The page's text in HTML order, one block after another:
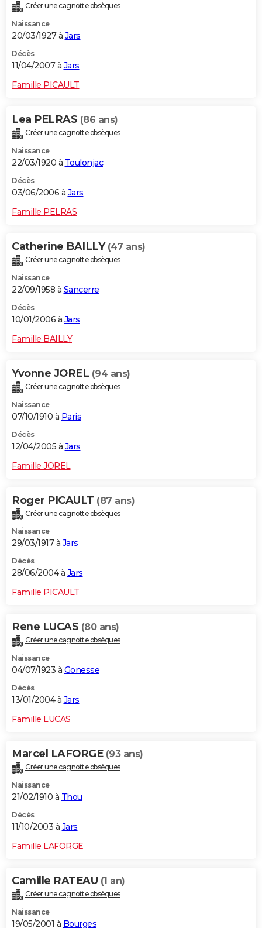
Créer une cagnotte obsèques
Naissance
20/03/1927 à Jars
Décès
11/04/2007 à Jars
Famille PICAULT
Lea PELRAS (86 ans)
Créer une cagnotte obsèques
Naissance
22/03/1920 à Toulonjac
Décès
03/06/2006 à Jars
Famille PELRAS
Catherine BAILLY (47 ans)
Créer une cagnotte obsèques
Naissance
22/09/1958 à Sancerre
Décès
10/01/2006 à Jars
Famille BAILLY
Yvonne JOREL (94 ans)
Créer une cagnotte obsèques
Naissance
07/10/1910 à Paris
Décès
12/04/2005 à Jars
Famille JOREL
Roger PICAULT (87 ans)
Créer une cagnotte obsèques
Naissance
29/03/1917 à Jars
Décès
28/06/2004 à Jars
Famille PICAULT
Rene LUCAS (80 ans)
Créer une cagnotte obsèques
Naissance
04/07/1923 à Gonesse
Décès
13/01/2004 à Jars
Famille LUCAS
Marcel LAFORGE (93 ans)
Créer une cagnotte obsèques
Naissance
21/02/1910 à Thou
Décès
11/10/2003 à Jars
Famille LAFORGE
Camille RATEAU (1 an)
Créer une cagnotte obsèques
Naissance
19/05/2001 à Bourges